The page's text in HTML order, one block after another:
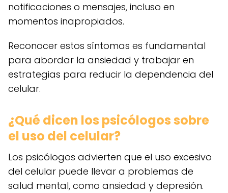
notificaciones o mensajes, incluso en
momentos inapropiados.
Reconocer estos síntomas es fundamental
para abordar la ansiedad y trabajar en
estrategias para reducir la dependencia del
celular.
¿Qué dicen los psicólogos sobre
el uso del celular?
Los psicólogos advierten que el uso excesivo
del celular puede llevar a problemas de
salud mental, como ansiedad y depresión.